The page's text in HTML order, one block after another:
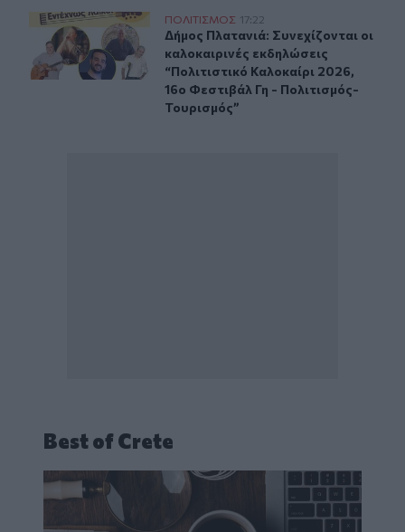
Δήμος Πλατανιά: Συνεχίζονται οι καλοκαιρινές
ΠΟΛΙΤΙΣΜΟΣ 17:22
Δήμος Πλατανιά: Συνεχίζονται οι
Δήμος Πλατανιά: Συνεχίζονται οι
καλοκαιρινές εκδηλώσεις
“Πολιτιστικό Καλοκαίρι 2026,
16ο Φεστιβάλ Γη - Πολιτισμός-
Τουρισμός”
Best of Crete